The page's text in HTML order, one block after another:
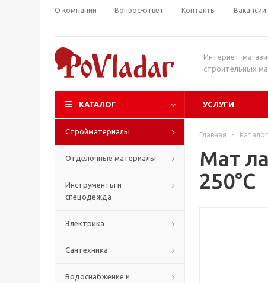
О компании Вопрос-ответ Контакты Вакансии
Интернет-
строительных
КАТАЛОГ УСЛУГИ
Стройматериалы
Отделочные материалы
Инструменты и
спецодежда
Электрика
Сантехника
Водоснабжение и
Главная - Каталог
Мат
250°C